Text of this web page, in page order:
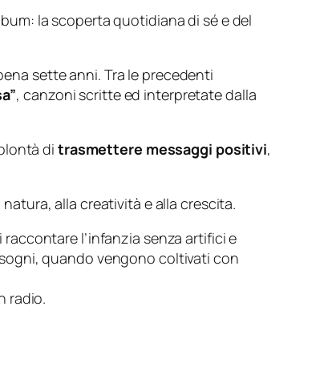
la scoperta quotidiana di sé e del
sette anni. Tra le precedenti
, canzoni scritte ed interpretate dalla
di trasmettere messaggi positivi,
alla creatività e alla crescita.
l’infanzia senza artifici e
quando vengono coltivati con
radio.